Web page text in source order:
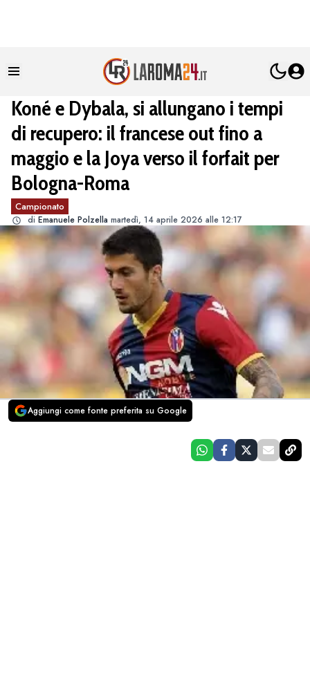
Koné e Dybala, si allungano i tempi
di recupero: il francese out fino a
maggio e la Joya verso il forfait per
Bologna-Roma
Campionato
di Emanuele Polzella martedì, 14 aprile 2026 alle 12:17
Aggiungi come fonte preferita su Google